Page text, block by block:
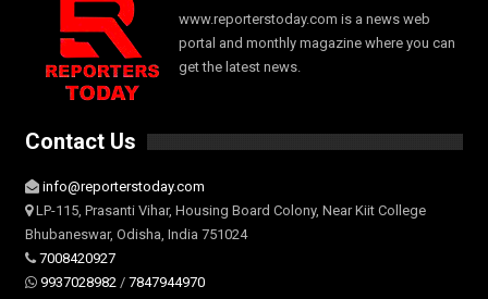
www.reporterstoday.com is a news web
portal and monthly magazine where you can
get the latest news.
Contact Us
info@reporterstoday.com
LP-115, Prasanti Vihar, Housing Board Colony, Near Kiit College
Bhubaneswar, Odisha, India 751024
7008420927
9937028982 / 7847944970